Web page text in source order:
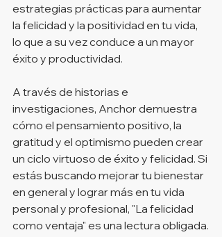
estrategias prácticas para aumentar
la felicidad y la positividad en tu vida,
lo que a su vez conduce a un mayor
éxito y productividad.
A través de historias e
investigaciones, Anchor demuestra
cómo el pensamiento positivo, la
gratitud y el optimismo pueden crear
un ciclo virtuoso de éxito y felicidad. Si
estás buscando mejorar tu bienestar
en general y lograr más en tu vida
personal y profesional, "La felicidad
como ventaja" es una lectura obligada.